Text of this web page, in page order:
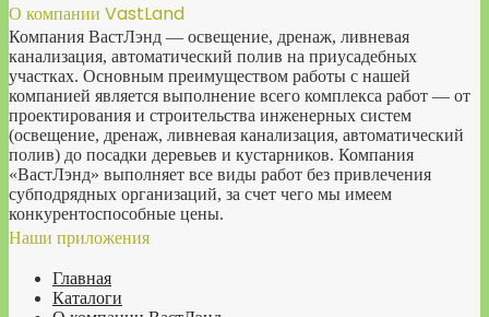
О компании VastLand
Компания ВастЛэнд — освещение, дренаж, ливневая
канализация, автоматический полив на приусадебных
участках. Основным преимуществом работы с нашей
компанией является выполнение всего комплекса работ — от
проектирования и строительства инженерных систем
(освещение, дренаж, ливневая канализация, автоматический
полив) до посадки деревьев и кустарников. Компания
«ВастЛэнд» выполняет все виды работ без привлечения
субподрядных организаций, за счет чего мы имеем
конкурентоспособные цены.
Наши приложения
Главная
Каталоги